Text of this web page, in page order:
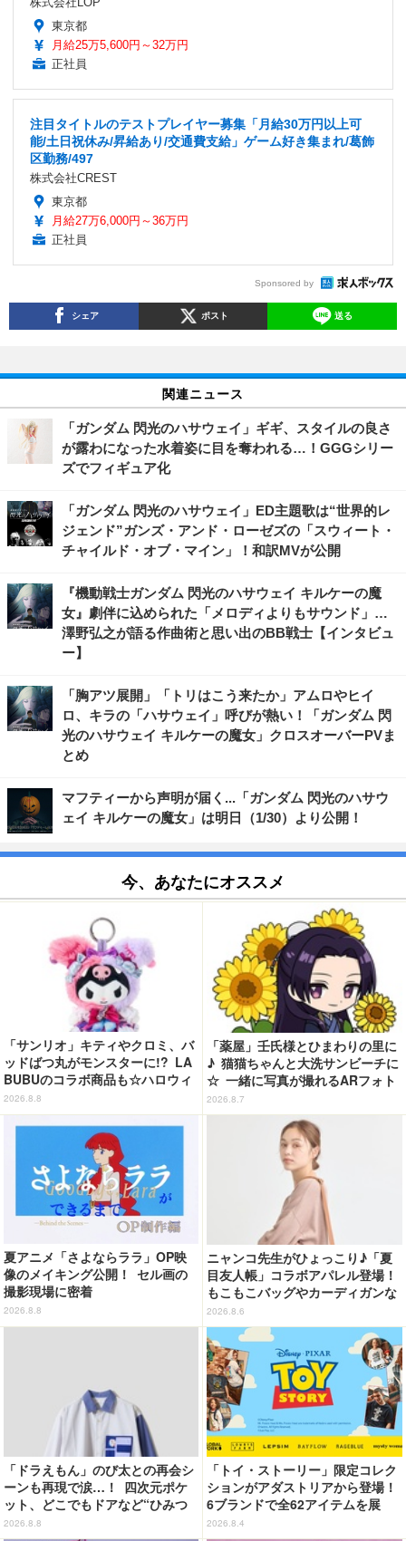
東京都
月給25万5,600円～32万円
正社員
注目タイトルのテストプレイヤー募集「月給30万円以上可
能/土日祝休み/昇給あり/交通費支給」ゲーム好き集まれ/葛飾
区勤務/497
株式会社CREST
東京都
月給27万6,000円～36万円
正社員
Sponsored by
シェア ポスト 送る
関連ニュース
「ガンダム 閃光のハサウェイ」ギギ、スタイルの良さ
が露わになった水着姿に目を奪われる…！GGGシリー
ズでフィギュア化
「ガンダム 閃光のハサウェイ」ED主題歌は“世界的レ
ジェンド”ガンズ・アンド・ローゼズの「スウィート・
チャイルド・オブ・マイン」！和訳MVが公開
『機動戦士ガンダム 閃光のハサウェイ キルケーの魔
女』劇伴に込められた「メロディよりもサウンド」…
澤野弘之が語る作曲術と思い出のBB戦士【インタビュ
ー】
「胸アツ展開」「トリはこう来たか」アムロやヒイ
ロ、キラの「ハサウェイ」呼びが熱い！「ガンダム 閃
光のハサウェイ キルケーの魔女」クロスオーバーPVま
とめ
マフティーから声明が届く...「ガンダム 閃光のハサウ
ェイ キルケーの魔女」は明日（1/30）より公開！
今、あなたにオススメ
「サンリオ」キティやクロミ、バ
ッドばつ丸がモンスターに!? LA
BUBUのコラボ商品も☆ハロウィ
ーングッズ情報が到着【サンリオ
ピューロランド】
2026.8.8
「薬屋」壬氏様とひまわりの里に
♪ 猫猫ちゃんと大洗サンビーチに
☆ 一緒に写真が撮れるARフォト
スポット企画「猫猫・壬氏と夏巡
り」開催【茨城県】
2026.8.7
夏アニメ「さよならララ」OP映
像のメイキング公開！ セル画の
撮影現場に密着
2026.8.8
ニャンコ先生がひょっこり♪「夏
目友人帳」コラボアパレル登場！
もこもこバッグやカーディガンな
ど全8型
2026.8.6
「ドラえもん」のび太との再会シ
ーンも再現で涙…！ 四次元ポケ
ット、どこでもドアなど“ひみつ
道具”も登場 「グラニフ」コラボ
全20アイテム
2026.8.8
「トイ・ストーリー」限定コレク
ションがアダストリアから登場！
6ブランドで全62アイテムを展
開 店舗で購入するとオリジナル
2026.8.4